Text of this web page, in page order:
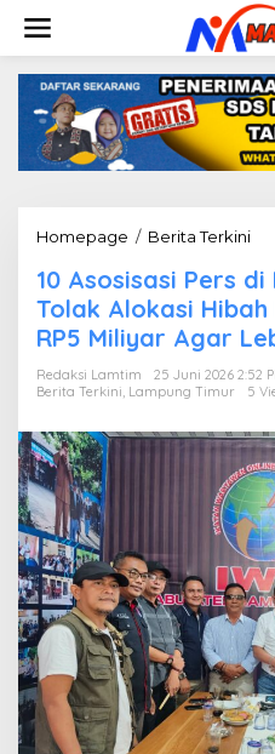
w
Homepage / Berita Terkini
A
s
o
s
i
s
s
P
e
r
s
d
i
L
a
m
p
u
n
g
10 Asosisasi Pers
Tolak Alokasi Hibah
RP5 Miliyar Agar
Redaksi Lamtim
25 Juni 2026 2:52
Berita Terkini, Lampung Timur 5